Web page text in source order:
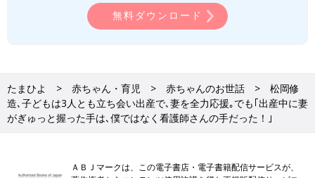
無料ダウンロード
たまひよ 赤ちゃん・育児 赤ちゃんのお世話
松岡修
造､子どもは3人とも立ち会い出産で､妻を全力応援｡でも｢出産中に妻
がぎゅっと握った手は､僕ではなく看護師さんの手だった！｣
ＡＢＪマークは、この電子書店・電子書籍配信サービスが、